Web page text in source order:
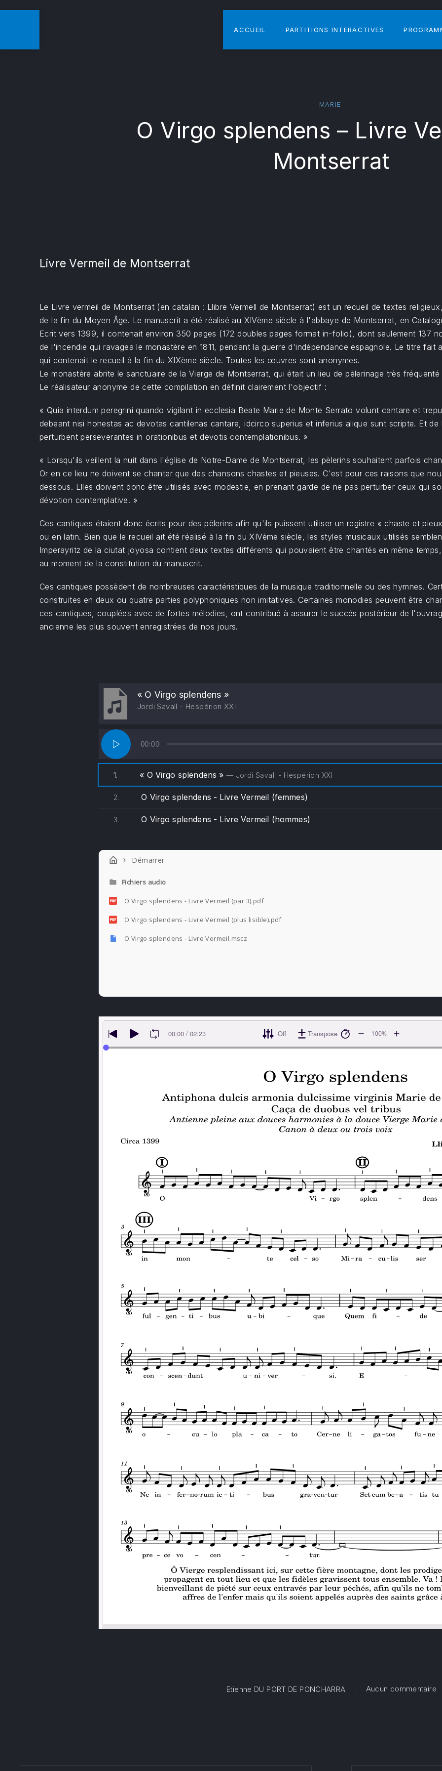
ACCUEIL PARTITIONS INTERACTIVES
MARIE
O Virgo splendens – Livre
Montserrat
Livre Vermeil de Montserrat
Le Livre vermeil de Montserrat (en catalan : Llibre Vermell de Montserrat) est un recueil de textes
de la fin du Moyen Âge. Le manuscrit a été réalisé au XIVème siècle à l'abbaye de Montserrat, en
Ecrit vers 1399, il contenait environ 350 pages (172 doubles pages format in-folio), dont seulement 137
de l'incendie qui ravagea le monastère en 1811, pendant la guerre d'indépendance espagnole. Le titre
qui contenait le recueil à la fin du XIXème siècle. Toutes les œuvres sont anonymes.
Le monastère abrite le sanctuaire de la Vierge de Montserrat, qui était un lieu de pèlerinage très
Le réalisateur anonyme de cette compilation en définit clairement l'objectif :
« Quia interdum peregrini quando vigilant in ecclesia Beate Marie de Monte Serrato volunt cantare et
debeant nisi honestas ac devotas cantilenas cantare, idcirco superius et inferius alique sunt scripte. Et
perturbent perseverantes in orationibus et devotis contemplationibus. »
« Lorsqu'ils veillent la nuit dans l'église de Notre-Dame de Montserrat, les pèlerins souhaitent parfois
Or en ce lieu ne doivent se chanter que des chansons chastes et pieuses. C'est pour ces raisons que
dessous. Elles doivent donc être utilisés avec modestie, en prenant garde de ne pas perturber ceux qui
dévotion contemplative. »
Ces cantiques étaient donc écrits pour des pèlerins afin qu'ils puissent utiliser un registre « chaste et
ou en latin. Bien que le recueil ait été réalisé à la fin du XIVème siècle, les styles musicaux utilisés
Imperayritz de la ciutat joyosa contient deux textes différents qui pouvaient être chantés en même
au moment de la constitution du manuscrit.
Ces cantiques possèdent de nombreuses caractéristiques de la musique traditionnelle ou des hymnes.
construites en deux ou quatre parties polyphoniques non imitatives. Certaines monodies peuvent être
ces cantiques, couplées avec de fortes mélodies, ont contribué à assurer le succès postérieur de
ancienne les plus souvent enregistrées de nos jours.
« O Virgo splendens »
Jordi Savall - Hespérion XXI
Lecteur
audio
00:00
1. « O Virgo splendens » — Jordi Savall - Hespérion XXI
2. O Virgo splendens - Livre Vermeil (femmes)
3. O Virgo splendens - Livre Vermeil (hommes)
Démarrer
Fichiers audio
O Virgo splendens - Livre Vermeil (par 3).pdf
O Virgo splendens - Livre Vermeil (plus lisible).pdf
O Virgo splendens - Livre Vermeil.mscz
Etienne DU PORT DE PONCHARRA Aucun commentaire